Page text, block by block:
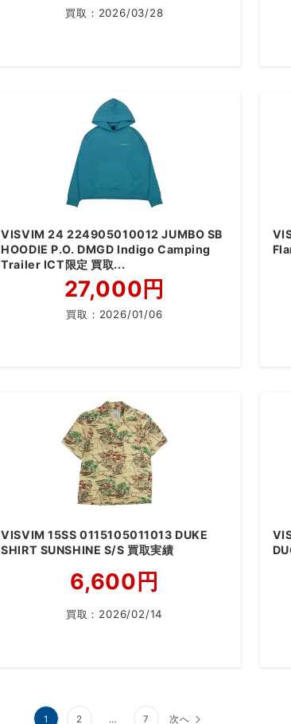
買取： 2026/03/28
VISVIM 24 224905010012 JUMBO SB
HOODIE P.O. DMGD Indigo Camping
Trailer ICT限定 買取...
27,000円
買取： 2026/01/06
VISVIM 15SS 0115105011013 DUKE
SHIRT SUNSHINE S/S 買取実績
6,600円
買取： 2026/02/14
1 2 … 7 次へ